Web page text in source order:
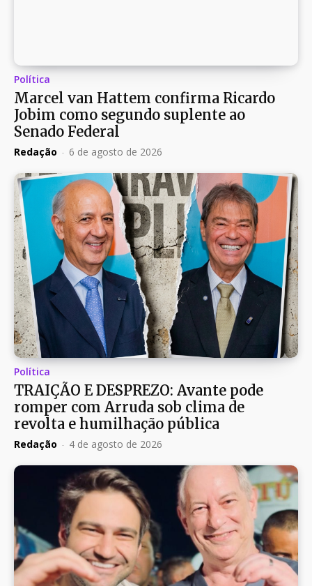
Política
Marcel van Hattem confirma Ricardo
Jobim como segundo suplente ao
Senado Federal
Redação - 6 de agosto de 2026
Política
TRAIÇÃO E DESPREZO: Avante pode
romper com Arruda sob clima de
revolta e humilhação pública
Redação - 4 de agosto de 2026